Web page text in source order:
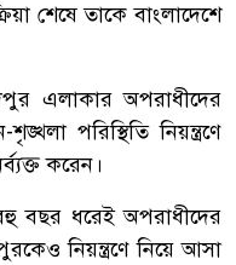
শেষে তাকে বাংলাদেশে
এলাকার অপরাধীদের
পরিস্থিতি নিয়ন্ত্রণে
করেন।
বছর ধরেই অপরাধীদের
নিয়ন্ত্রণে নিয়ে আসা